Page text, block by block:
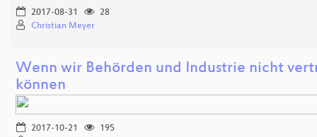
2017-08-31
28
Christian Meyer
Wenn wir Behörden und Industrie nicht
können
2017-10-21
195